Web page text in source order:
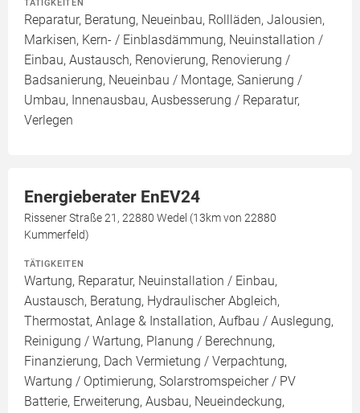
TÄTIGKEITEN
Reparatur, Beratung, Neueinbau, Rollläden, Jalousien,
Markisen, Kern- / Einblasdämmung, Neuinstallation /
Einbau, Austausch, Renovierung, Renovierung /
Badsanierung, Neueinbau / Montage, Sanierung /
Umbau, Innenausbau, Ausbesserung / Reparatur,
Verlegen
Energieberater EnEV24
Rissener Straße 21, 22880 Wedel (13km von 22880
Kummerfeld)
TÄTIGKEITEN
Wartung, Reparatur, Neuinstallation / Einbau,
Austausch, Beratung, Hydraulischer Abgleich,
Thermostat, Anlage & Installation, Aufbau / Auslegung,
Reinigung / Wartung, Planung / Berechnung,
Finanzierung, Dach Vermietung / Verpachtung,
Wartung / Optimierung, Solarstromspeicher / PV
Batterie, Erweiterung, Ausbau, Neueindeckung,